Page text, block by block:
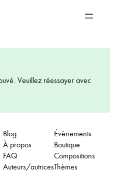
Veuillez réessayer avec
Blog
À propos
FAQ
Auteurs/autrices
Évènements
Boutique
Compositions
Thèmes